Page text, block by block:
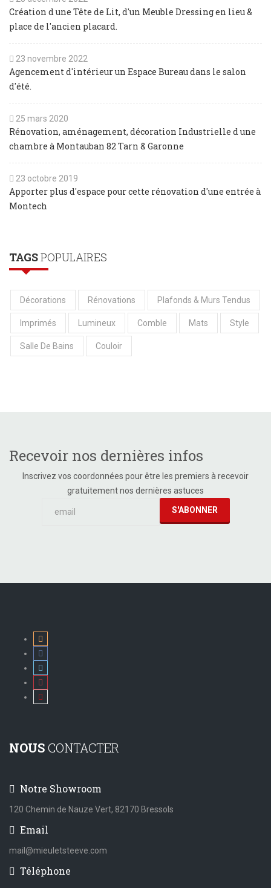
Création d une Tête de Lit, d'un Meuble Dressing en lieu &
place de l'ancien placard.
23 novembre 2022
Agencement d'intérieur un Espace Bureau dans le salon
d'été.
25 mars 2020
Rénovation, aménagement, décoration Industrielle d une
chambre à Montauban 82 Tarn & Garonne
23 octobre 2019
Apporter plus d'espace pour cette rénovation d'une entrée à
Montech
TAGSPOPULAIRES
Décorations Rénovations Plafonds & Murs Tendus
Imprimés Lumineux Comble Mats Style
Salle De Bains Couloir
Recevoir nos dernières infos
Inscrivez vos coordonnées pour être les premiers à recevoir
gratuitement nos dernières astuces
NOUSCONTACTER
Notre Showroom
120 Chemin de Nauze Vert, 82170 Bressols
Email
mail@mieuletsteeve.com
Téléphone